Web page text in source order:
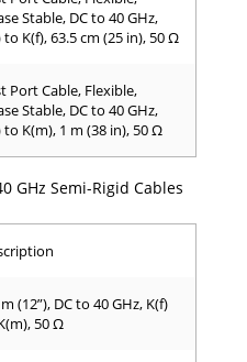
Stable, DC to 40 GHz,
to K(f), 63.5 cm (25 in), 50 Ω
Port Cable, Flexible,
Stable, DC to 40 GHz,
to K(m), 1 m (38 in), 50 Ω
GHz Semi-Rigid Cables
(12”), DC to 40 GHz, K(f)
50 Ω